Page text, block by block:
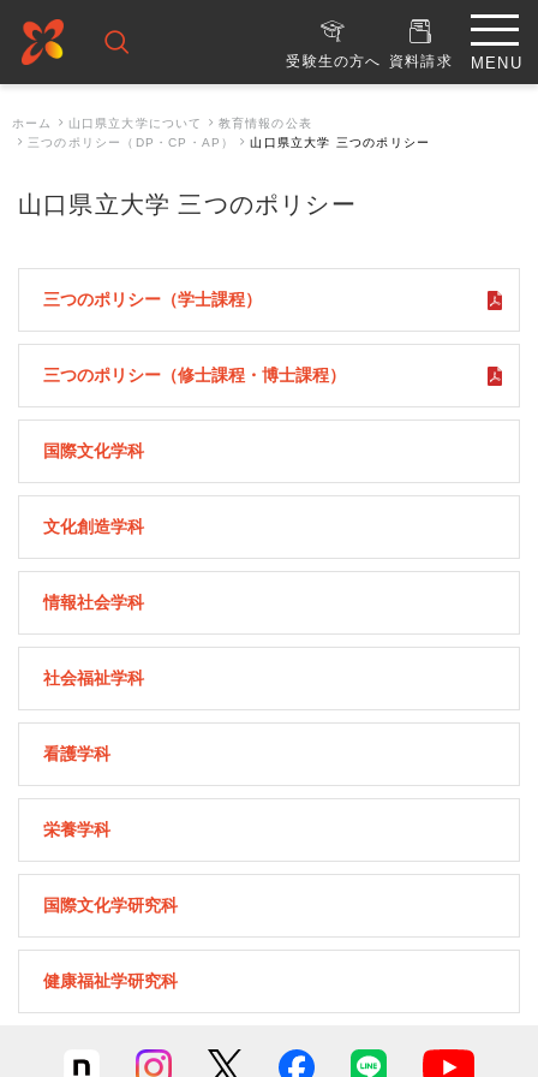
受験生の方へ 資料請求
ホーム 山口県立大学について
教育情報の公表
三つのポリシー（DP・CP・AP）
山口県立大学 三つのポリシー
山口県立大学 三つのポリシー
三つのポリシー（学士課程）
三つのポリシー（修士課程・博士課程）
国際文化学科
文化創造学科
情報社会学科
社会福祉学科
看護学科
栄養学科
国際文化学研究科
健康福祉学研究科